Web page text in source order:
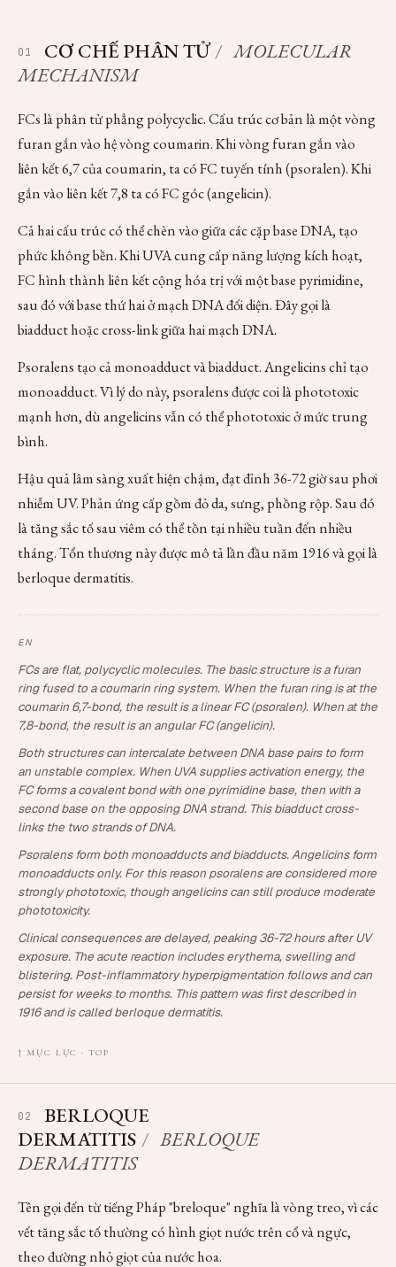
01 CƠ CHẾ PHÂN TỬ / MOLECULAR
MECHANISM
FCs là phân tử phẳng polycyclic. Cấu trúc cơ bản là một vòng
furan gắn vào hệ vòng coumarin. Khi vòng furan gắn vào
liên kết 6,7 của coumarin, ta có FC tuyến tính (psoralen). Khi
gắn vào liên kết 7,8 ta có FC góc (angelicin).
Cả hai cấu trúc có thể chèn vào giữa các cặp base DNA, tạo
phức không bền. Khi UVA cung cấp năng lượng kích hoạt,
FC hình thành liên kết cộng hóa trị với một base pyrimidine,
sau đó với base thứ hai ở mạch DNA đối diện. Đây gọi là
biadduct hoặc cross-link giữa hai mạch DNA.
Psoralens tạo cả monoadduct và biadduct. Angelicins chỉ tạo
monoadduct. Vì lý do này, psoralens được coi là phototoxic
mạnh hơn, dù angelicins vẫn có thể phototoxic ở mức trung
bình.
Hậu quả lâm sàng xuất hiện chậm, đạt đỉnh 36-72 giờ sau phơi
nhiễm UV. Phản ứng cấp gồm đỏ da, sưng, phồng rộp. Sau đó
là tăng sắc tố sau viêm có thể tồn tại nhiều tuần đến nhiều
tháng. Tổn thương này được mô tả lần đầu năm 1916 và gọi là
berloque dermatitis.
FCs are flat, polycyclic molecules. The basic structure is a furan
ring fused to a coumarin ring system. When the furan ring is at the
coumarin 6,7-bond, the result is a linear FC (psoralen). When at the
7,8-bond, the result is an angular FC (angelicin).
Both structures can intercalate between DNA base pairs to form
an unstable complex. When UVA supplies activation energy, the
FC forms a covalent bond with one pyrimidine base, then with a
second base on the opposing DNA strand. This biadduct cross-
links the two strands of DNA.
Psoralens form both monoadducts and biadducts. Angelicins form
monoadducts only. For this reason psoralens are considered more
strongly phototoxic, though angelicins can still produce moderate
phototoxicity.
Clinical consequences are delayed, peaking 36-72 hours after UV
exposure. The acute reaction includes erythema, swelling and
blistering. Post-inflammatory hyperpigmentation follows and can
persist for weeks to months. This pattern was first described in
1916 and is called berloque dermatitis.
↑ MỤC LỤC · TOP
02
BERLOQUE
DERMATITIS / BERLOQUE
DERMATITIS
Tên gọi đến từ tiếng Pháp "breloque" nghĩa là vòng treo, vì các
vết tăng sắc tố thường có hình giọt nước trên cổ và ngực,
theo đường nhỏ giọt của nước hoa.